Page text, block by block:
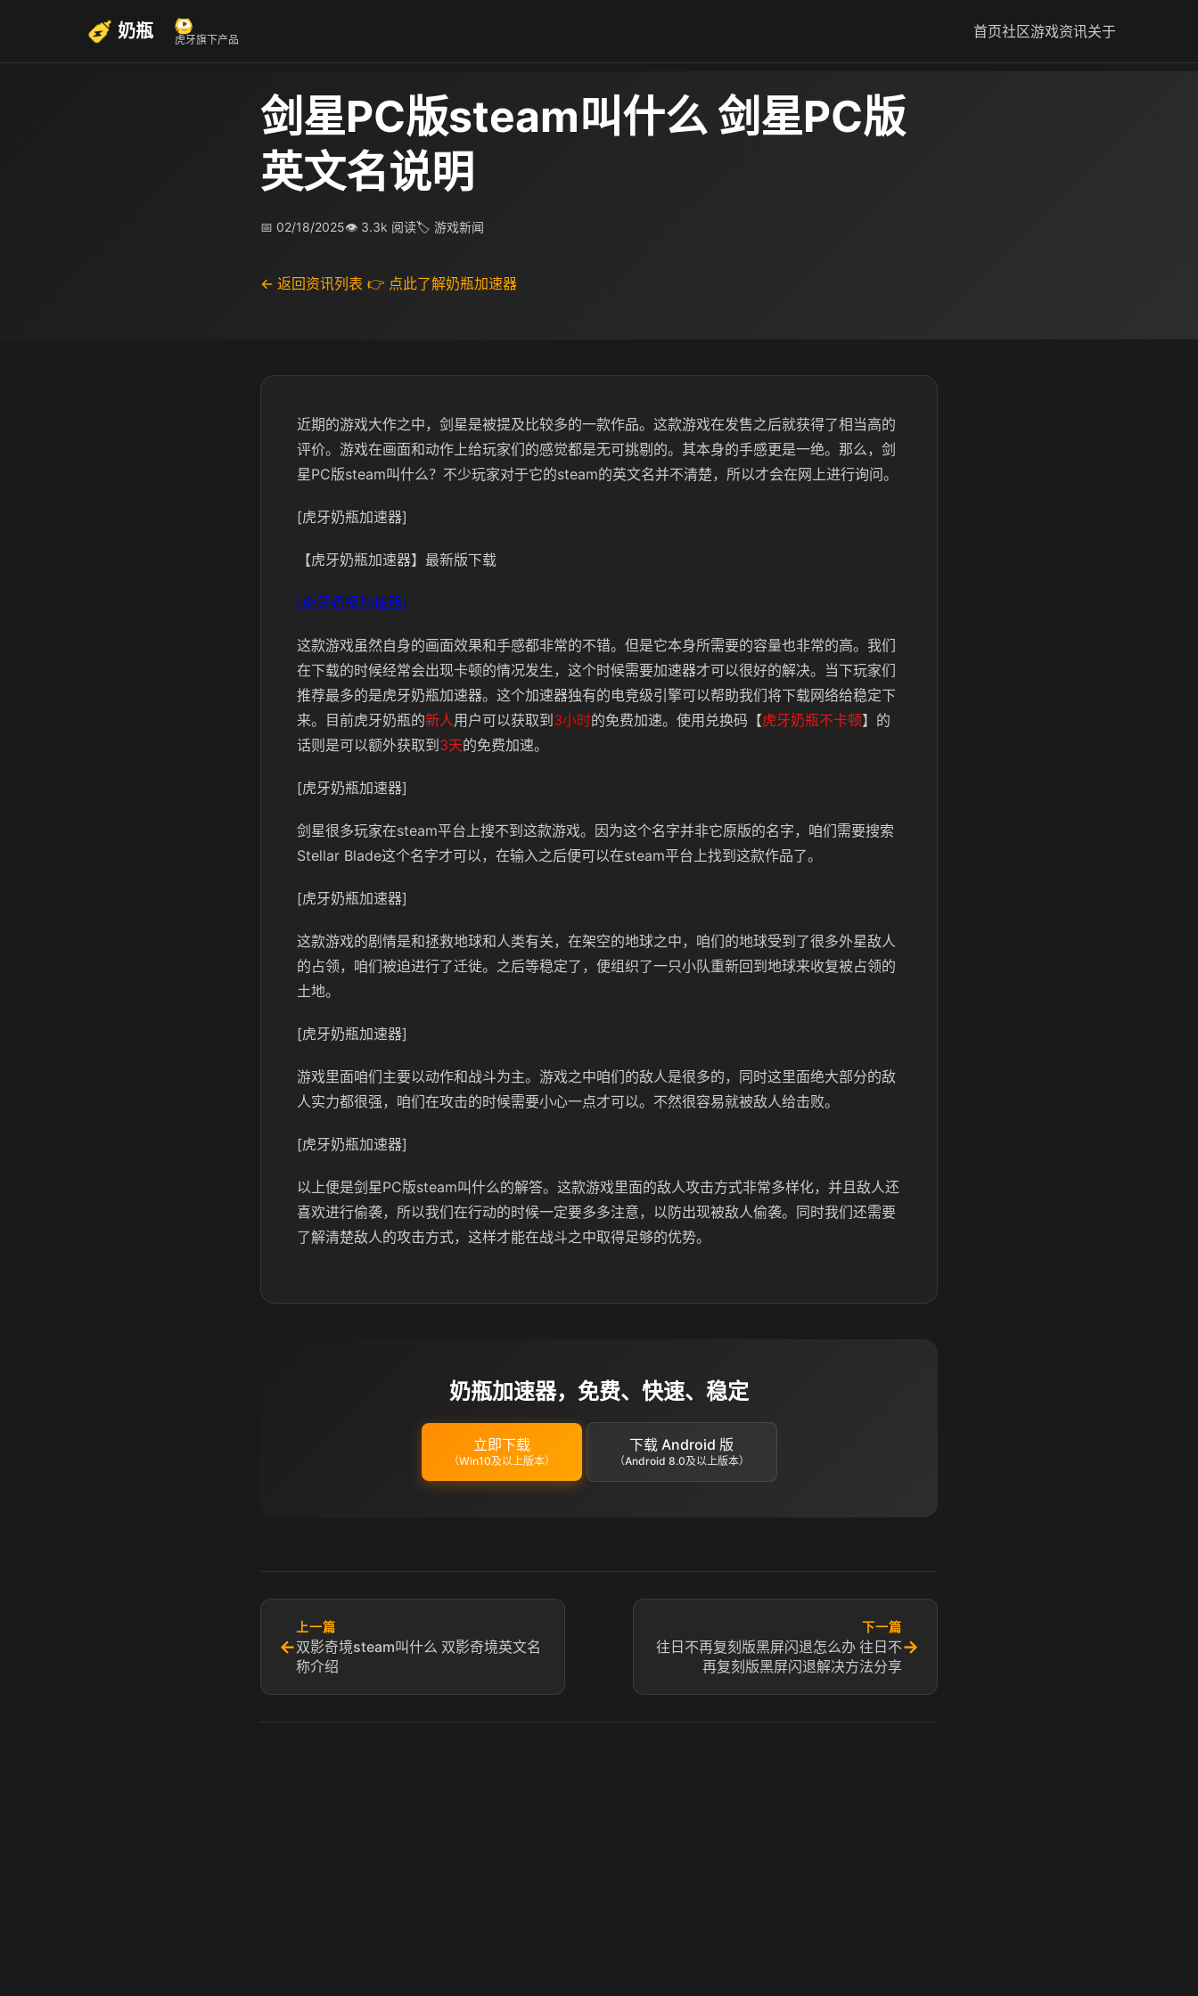
奶瓶 虎牙旗下产品 首页社区游戏资讯关于
剑星PC版steam叫什么 剑星PC版
英文名说明
📅 02/18/2025👁 3.3k 阅读🏷 游戏新闻
← 返回资讯列表 👉 点此了解奶瓶加速器
近期的游戏大作之中，剑星是被提及比较多的一款作品。这款游戏在发售之后就获得了相当高的
评价。游戏在画面和动作上给玩家们的感觉都是无可挑剔的。其本身的手感更是一绝。那么，剑
星PC版steam叫什么？不少玩家对于它的steam的英文名并不清楚，所以才会在网上进行询问。
[虎牙奶瓶加速器]
【虎牙奶瓶加速器】最新版下载
[虎牙奶瓶加速器]
这款游戏虽然自身的画面效果和手感都非常的不错。但是它本身所需要的容量也非常的高。我们
在下载的时候经常会出现卡顿的情况发生，这个时候需要加速器才可以很好的解决。当下玩家们
推荐最多的是虎牙奶瓶加速器。这个加速器独有的电竞级引擎可以帮助我们将下载网络给稳定下
来。目前虎牙奶瓶的新人用户可以获取到 3小时的免费加速。使用兑换码【虎牙奶瓶不卡顿】的
话则是可以额外获取到 3天的免费加速。
[虎牙奶瓶加速器]
剑星很多玩家在steam平台上搜不到这款游戏。因为这个名字并非它原版的名字，咱们需要搜索
Stellar Blade这个名字才可以，在输入之后便可以在steam平台上找到这款作品了。
[虎牙奶瓶加速器]
这款游戏的剧情是和拯救地球和人类有关，在架空的地球之中，咱们的地球受到了很多外星敌人
的占领，咱们被迫进行了迁徙。之后等稳定了，便组织了一只小队重新回到地球来收复被占领的
土地。
[虎牙奶瓶加速器]
游戏里面咱们主要以动作和战斗为主。游戏之中咱们的敌人是很多的，同时这里面绝大部分的敌
人实力都很强，咱们在攻击的时候需要小心一点才可以。不然很容易就被敌人给击败。
[虎牙奶瓶加速器]
以上便是剑星PC版steam叫什么的解答。这款游戏里面的敌人攻击方式非常多样化，并且敌人还
喜欢进行偷袭，所以我们在行动的时候一定要多多注意，以防出现被敌人偷袭。同时我们还需要
了解清楚敌人的攻击方式，这样才能在战斗之中取得足够的优势。
奶瓶加速器，免费、快速、稳定
立即下载
（Win10及以上版本）
下载 Android 版
（Android 8.0及以上版本）
←
上一篇
双影奇境steam叫什么 双影奇境英文名
称介绍
下一篇
往日不再复刻版黑屏闪退怎么办 往日不
再复刻版黑屏闪退解决方法分享
→